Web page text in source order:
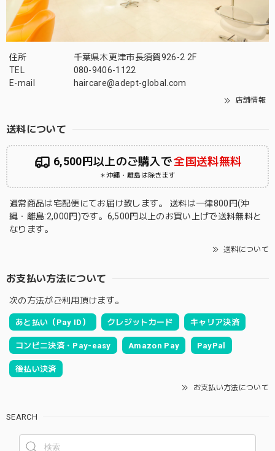
住所
千葉県木更津市長須賀926-2 2F
TEL
080-9406-1122
E-mail
haircare@adept-global.com
店舗情報
送料について
6,500円以上のご購入で全国送料無料
＊沖縄・離島は除きます
通常商品は宅配便にてお届け致します。 送料は一律800円(沖
縄・離島:2,000円)です。6,500円以上のお買い上げで送料無料と
なります。
送料について
お支払い方法について
次の方法がご利用頂けます。
あと払い（Pay ID） クレジットカード キャリア決済
コンビニ決済・Pay-easy Amazon Pay PayPal
後払い決済
お支払い方法について
SEARCH